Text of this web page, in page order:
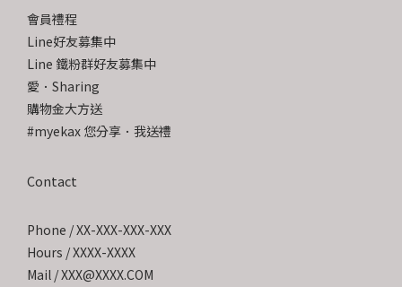
會員禮程
Line好友募集中
Line 鐵粉群好友募集中
愛．Sharing
購物金大方送
#myekax 您分享．我送禮
Contact
Phone / XX-XXX-XXX-XXX
Hours / XXXX-XXXX
Mail / XXX@XXXX.COM